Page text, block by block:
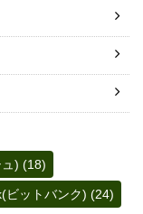
) (18)
ビットバンク) (24)